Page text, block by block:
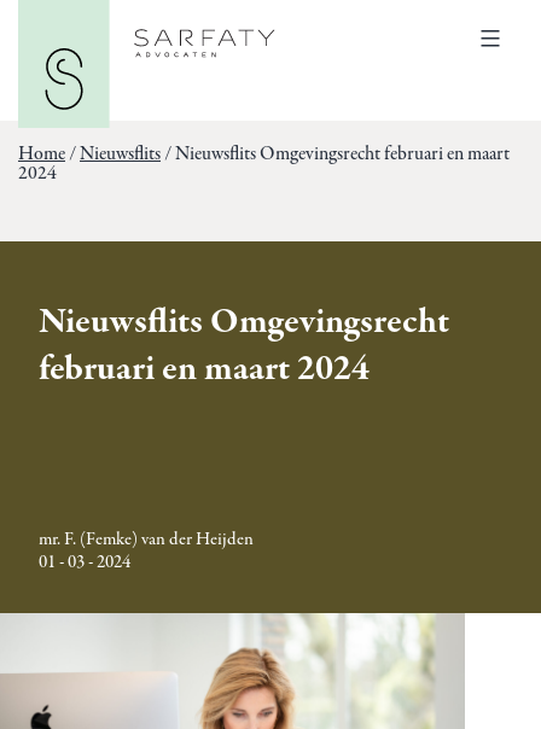
inhoud
Advocaten
Menu
Home/Nieuwsflits/Nieuwsflits Omgevingsrecht februari en maart
2024
Nieuwsflits Omgevingsrecht
februari en maart 2024
mr. F. (Femke) van der Heijden
01 - 03 - 2024